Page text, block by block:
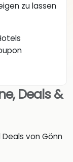
zu lassen
Deals &
von Gönn